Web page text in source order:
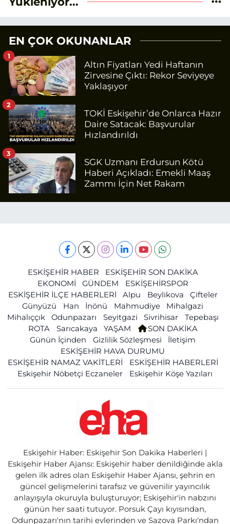
EN ÇOK OKUNANLAR
Altın Fiyatları Yedi Haftanın
Zirvesine Çıktı: Rekor Seviyeye
Yaklaşıyor
1
TOKİ Eskişehir’de Onlarca Hazır
Daire Satacak: Başvurular
Hızlandırıldı
2
SGK Uzmanı Erdursun Kötü
Haberi Açıkladı: Emekli Maaş
Zammı İçin Net Rakam
3
ESKİŞEHİR HABER
ESKİŞEHİR SON DAKİKA
EKONOMİ
GÜNDEM
ESKİŞEHİRSPOR
ESKİŞEHİR İLÇE HABERLERİ
Alpu Beylikova
Çifteler
Günyüzü
Han İnönü Mahmudiye
Mihalgazi
Mihalıççık
Odunpazarı Seyitgazi Sivrihisar
Tepebaşı
ROTA
Sarıcakaya YAŞAM
SON DAKİKA
Günün İçinden
Gizlilik Sözleşmesi
İletişim
ESKİŞEHİR HAVA DURUMU
ESKİŞEHİR NAMAZ VAKİTLERİ
ESKİŞEHİR HABERLERİ
Eskişehir Nöbetçi Eczaneler
Eskişehir Köşe Yazıları
Eskişehir Haber: Eskişehir Son Dakika Haberleri |
Eskişehir Haber Ajansı: Eskişehir haber denildiğinde akla
gelen ilk adres olan Eskişehir Haber Ajansı, şehrin en
güncel gelişmelerini tarafsız ve güvenilir yayıncılık
anlayışıyla okuruyla buluşturuyor; Eskişehir'in nabzını
günün her saati tutuyor. Porsuk Çayı kıyısından,
Odunpazarı'nın tarihi evlerinden ve Sazova Parkı'ndan